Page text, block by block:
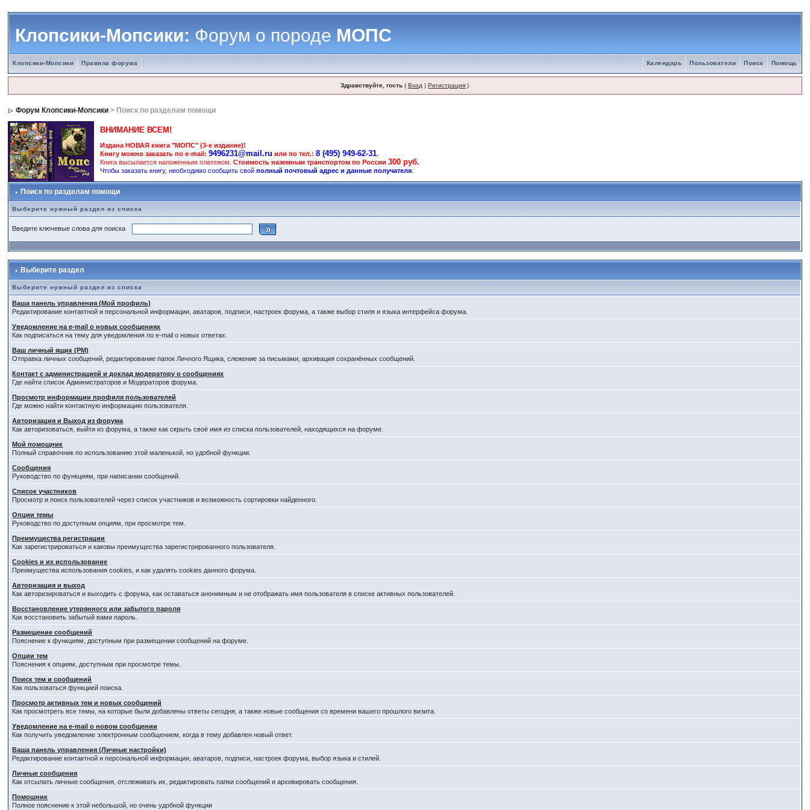
Клопсики-Мопсики:Форум о породеМОПС
Клопсики-Мопсики Правила форума Помощь
Поиск
Пользователи
Календарь
Здравствуйте, гость (Вход |Регистрация )
Форум Клопсики-Мопсики > Поиск по разделам помощи
ВНИМАНИЕ ВСЕМ!
Издана НОВАЯ книга "МОПС" (3-е издание)!
Книгу можно заказать по e-mail:9496231@mail.ru или по тел.:8 (495) 949-62-31.
Книга высылается наложенным платежом.Стоимость наземным транспортом по России300 руб.
Чтобы заказать книгу, необходимо сообщить свойполный почтовый адрес и данные получателя
Поиск по разделам помощи
Выберите нужный раздел из списка
Введите ключевые слова для поиска
Выберите раздел
Выберите нужный раздел из списка
Ваша панель управления (Мой профиль)
Редактирование контактной и персональной информации, аватаров, подписи, настроек форума, а также выбор стиля и языка интерфейса форума.
Уведомление на e-mail о новых сообщениях
Как подписаться на тему для уведомления по e-mail о новых ответах.
Ваш личный ящик (PM)
Отправка личных сообщений, редактирование папок Личного Ящика, слежение за письмами, архивация сохранённых сообщений.
Контакт с администрацией и доклад модератору о сообщениях
Где найти список Администраторов и Модераторов форума.
Просмотр информации профиля пользователей
Где можно найти контактную информацию пользователя.
Авторизация и Выход из форума
Как авторизоваться, выйти из форума, а также как скрыть своё имя из списка пользователей, находящихся на форуме.
Мой помощник
Полный справочник по использованию этой маленькой, но удобной функции.
Сообщения
Руководство по функциям, при написании сообщений.
Список участников
Просмотр и поиск пользователей через список участников и возможность сортировки найденного.
Опции темы
Руководство по доступным опциям, при просмотре тем.
Преимущества регистрации
Как зарегистрироваться и каковы преимущества зарегистрированного пользователя.
Cookies и их использование
Преимущества использования cookies, и как удалять cookies данного форума.
Авторизация и выход
Как авторизироваться и выходить с форума, как оставаться анонимным и не отображать имя пользователя в списке активных пользователей.
Восстановление утерянного или забытого пароля
Как восстановить забытый вами пароль.
Размещение сообщений
Пояснение к функциям, доступным при размещении сообщений на форуме.
Опции тем
Пояснения к опциям, доступным при просмотре темы.
Поиск тем и сообщений
Как пользоваться функцией поиска.
Просмотр активных тем и новых сообщений
Как просмотреть все темы, на которые были добавлены ответы сегодня, а также новые сообщения со времени вашего прошлого визита.
Уведомление на е-mail о новом сообщении
Как получить уведомление электронным сообщением, когда в тему добавлен новый ответ.
Ваша панель управления (Личные настройки)
Редактирование контактной и персональной информации, аватаров, подписи, настроек форума, выбор языка и стилей.
Личные сообщения
Как отсылать личные сообщения, отслеживать их, редактировать папки сообщений и архивировать сообщения.
Помошник
Полное пояснение к этой небольшой, но очень удобной функции